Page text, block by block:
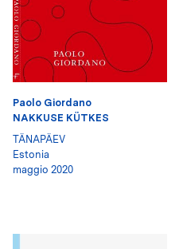
Paolo Giordano
NAKKUSE KÜTKES
TÄNAPÄEV
Estonia
maggio 2020